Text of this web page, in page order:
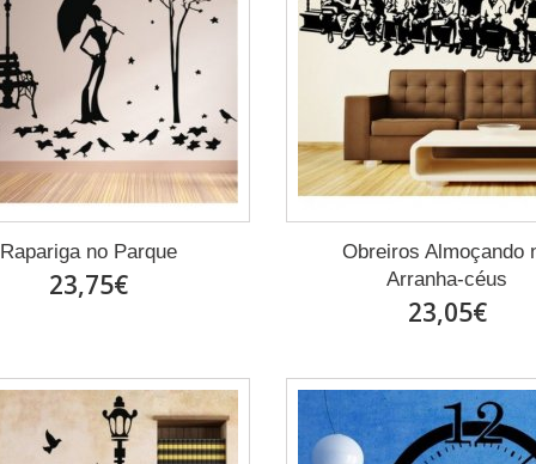
Rapariga no Parque
23,75€
Obreiros Almoçando
Arranha-céus
23,05€